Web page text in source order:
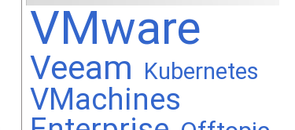
VMware
Veeam Kubernetes
VMachines